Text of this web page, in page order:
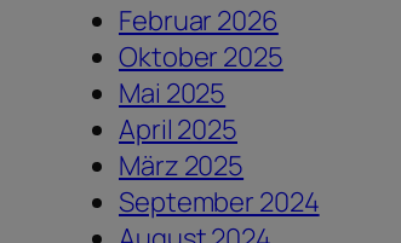
Februar 2026
Oktober 2025
Mai 2025
April 2025
März 2025
September 2024